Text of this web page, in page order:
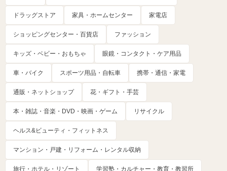
ドラッグストア 家具・ホームセンター 家電店
ショッピングセンター・百貨店 ファッション
キッズ・ベビー・おもちゃ 眼鏡・コンタクト・ケア用品
車・バイク スポーツ用品・自転車 携帯・通信・家電
通販・ネットショップ 花・ギフト・手芸
本・雑誌・音楽・DVD・映画・ゲーム リサイクル
ヘルス&ビューティ・フィットネス
マンション・戸建・リフォーム・レンタル収納
旅行・ホテル・リゾート 学習塾・カルチャー・教育・教習所